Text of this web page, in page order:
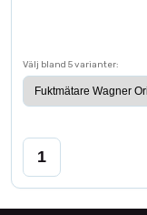
Välj bland 5 varianter: